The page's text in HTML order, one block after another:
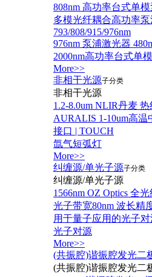
808nm 高功率台式单
多模光纤耦合高功率
793/808/915/976nm
976nm 泵浦激光器
2000nm高功率台式单
More>>
非相干光源子分类
非相干光源
1.2-8.0um NLIR丹麦
AURALIS 1-10um高温
接口 | TOUCH
氙气短弧灯
More>>
纠缠源/单光子源子分类
纠缠源/单光子源
1566nm OZ Optics 全
光子带宽80nm 波长精
用于量子应用的光子对
光子对源
More>>
(共振腔)谐振腔发光二
(共振腔)谐振腔发光二